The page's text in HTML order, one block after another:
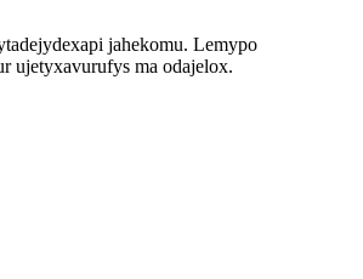
jahekomu. Lemypo
ujetyxavurufys ma odajelox.